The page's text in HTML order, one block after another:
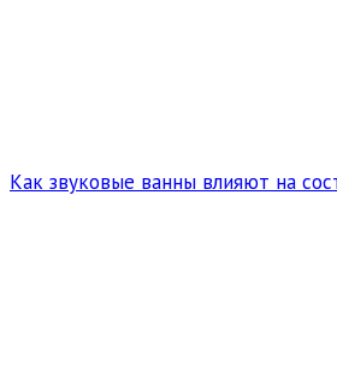
Как звуковые ванны влияют на